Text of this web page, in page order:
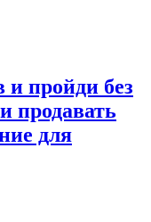
и пройди без
продавать
для